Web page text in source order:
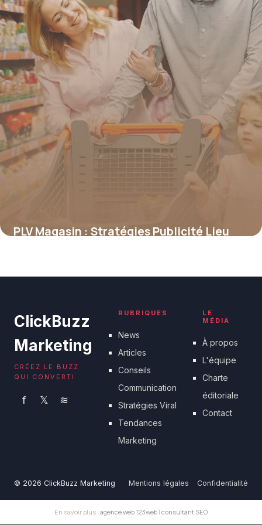
PLV Magasin : Stratégies Publicité Lieu
ClickBuzz
Marketing
CRÉEZ LE BUZZ
QUI CONVERTI
f 𝕏 ≋
RUBRIQUES
News
Articles
Conseils
Communication
Stratégies Viral
Tendances
Marketing
LE
MÉDIA
À propos
L'équipe
Charte
éditoriale
Contact
© 2026 ClickBuzz Marketing Mentions légales Confidentialité
En savoir plus : agence web 123web | consultant SEO